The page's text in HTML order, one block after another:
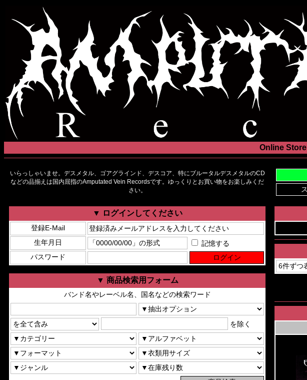
Online Store
いらっしゃいませ。デスメタル、ゴアグラインド、デスコア、特にブルータルデスメタルのCD
などの品揃えは国内屈指のAmputated Vein Recordsです。ゆっくりとお買い物をお楽しみくだ
さい。
▼ ログインしてください
登録E-Mail
生年月日
記憶する
パスワード
▼ 商品検索用フォーム
バンド名やレーベル名、国名などの検索ワード
を除く